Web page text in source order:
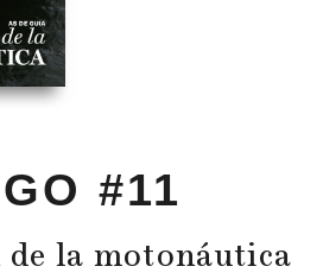
#11
de la motonáutica